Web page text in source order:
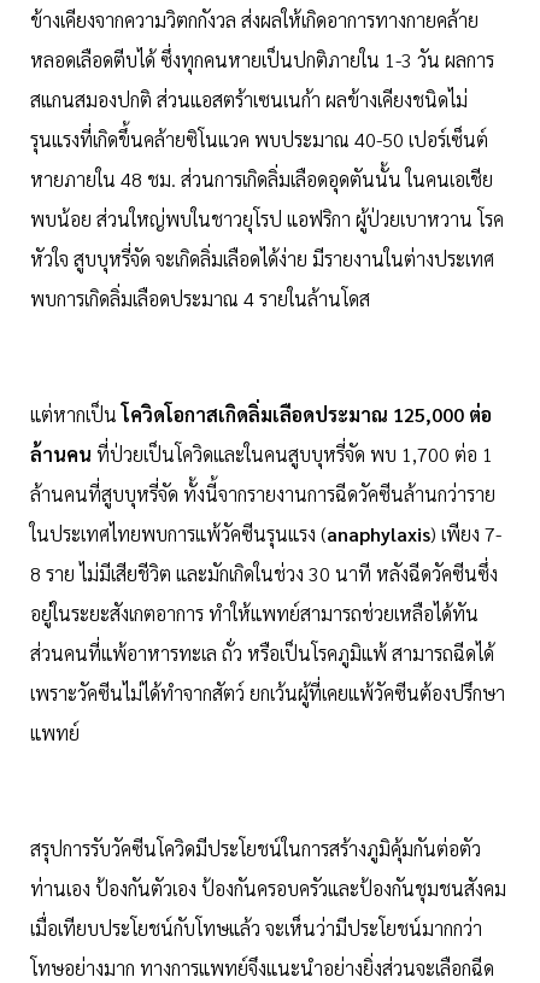
ข้างเคียงจากความวิตกกังวล ส่งผลให้เกิดอาการทางกายคล้าย
หลอดเลือดตีบได้ ซึ่งทุกคนหายเป็นปกติภายใน 1-3 วัน ผลการ
สแกนสมองปกติ ส่วนแอสตร้าเซนเนก้า ผลข้างเคียงชนิดไม่
รุนแรงที่เกิดขึ้นคล้ายซิโนแวค พบประมาณ 40-50 เปอร์เซ็นต์
หายภายใน 48 ชม. ส่วนการเกิดลิ่มเลือดอุดตันนั้น ในคนเอเชีย
พบน้อย ส่วนใหญ่พบในชาวยุโรป แอฟริกา ผู้ป่วยเบาหวาน โรค
หัวใจ สูบบุหรี่จัด จะเกิดลิ่มเลือดได้ง่าย มีรายงานในต่างประเทศ
พบการเกิดลิ่มเลือดประมาณ 4 รายในล้านโดส
แต่หากเป็น โควิดโอกาสเกิดลิ่มเลือดประมาณ 125,000 ต่อ
ล้านคน ที่ป่วยเป็นโควิดและในคนสูบบุหรี่จัด พบ 1,700 ต่อ 1
ล้านคนที่สูบบุหรี่จัด ทั้งนี้จากรายงานการฉีดวัคซีนล้านกว่าราย
ในประเทศไทยพบการแพ้วัคซีนรุนแรง (anaphylaxis) เพียง 7-
8 ราย ไม่มีเสียชีวิต และมักเกิดในช่วง 30 นาที หลังฉีดวัคซีนซึ่ง
อยู่ในระยะสังเกตอาการ ทำให้แพทย์สามารถช่วยเหลือได้ทัน
ส่วนคนที่แพ้อาหารทะเล ถั่ว หรือเป็นโรคภูมิแพ้ สามารถฉีดได้
เพราะวัคซีนไม่ได้ทำจากสัตว์ ยกเว้นผู้ที่เคยแพ้วัคซีนต้องปรึกษา
แพทย์
สรุปการรับวัคซีนโควิดมีประโยชน์ในการสร้างภูมิคุ้มกันต่อตัว
ท่านเอง ป้องกันตัวเอง ป้องกันครอบครัวและป้องกันชุมชนสังคม
เมื่อเทียบประโยชน์กับโทษแล้ว จะเห็นว่ามีประโยชน์มากกว่า
โทษอย่างมาก ทางการแพทย์จึงแนะนำอย่างยิ่งส่วนจะเลือกฉีด